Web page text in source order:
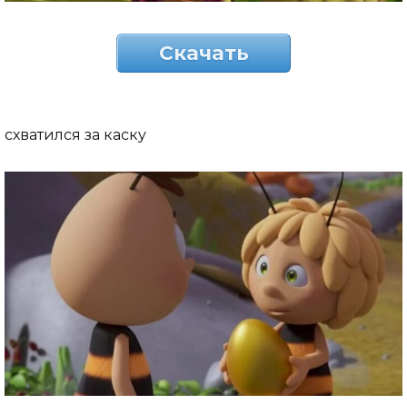
Скачать
схватился за каску